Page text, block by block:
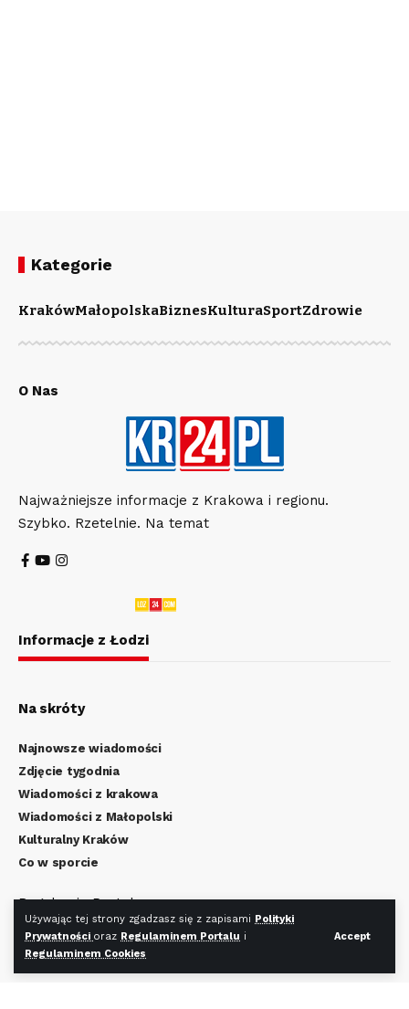
Używając tej strony zgadzasz się z zapisami Polityki
Prywatności oraz Regulaminem Portalu i
Regulaminem Cookies
Accept
Kategorie
KrakówMałopolskaBiznesKulturaSportZdrowie
O Nas
Najważniejsze informacje z Krakowa i regionu.
Szybko. Rzetelnie. Na temat
Informacje z Łodzi
Na skróty
Najnowsze wiadomości
Zdjęcie tygodnia
Wiadomości z krakowa
Wiadomości z Małopolski
Kulturalny Kraków
Co w sporcie
Regulamin Portalu
Polityka Prywatności
Regulamin Cookies